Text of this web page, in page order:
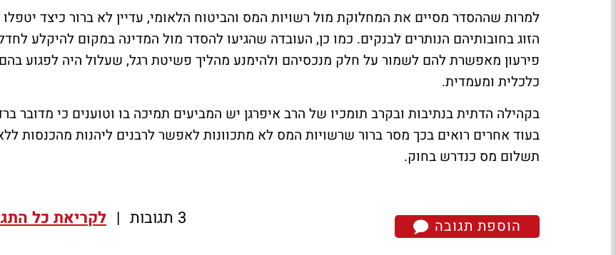
למרות שההסדר מסיים את המחלוקת מול רשויות המס והביטוח הלאומי, עדיין לא ברור כיצד יטפלו
הזוג בחובותיהם הנותרים לבנקים. כמו כן, העובדה שהגיעו להסדר מול המדינה במקום להיקלע
פירעון מאפשרת להם לשמור על חלק מנכסיהם ולהימנע מהליך פשיטת רגל, שעלול היה לפגוע בהם
כלכלית ומעמדית.
בקהילה הדתית בנתיבות ובקרב תומכיו של הרב איפרגן יש המביעים תמיכה בו וטוענים כי מדובר
בעוד אחרים רואים בכך מסר ברור שרשויות המס לא מתכוונות לאפשר לרבנים ליהנות מהכנסות
תשלום מס כנדרש בחוק.
הוספת תגובה 3 תגובות | לקריאת כל